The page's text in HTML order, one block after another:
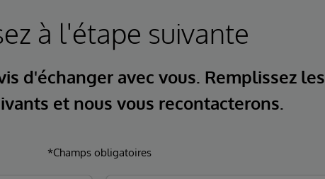
à l'étape suivante
d'échanger avec vous. Remplissez les
et nous vous recontacterons.
*Champs obligatoires